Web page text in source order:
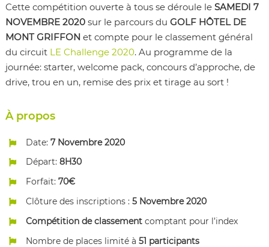
Cette compétition ouverte à tous se déroule le SAMEDI 7
NOVEMBRE 2020 sur le parcours du GOLF HÔTEL DE
MONT GRIFFON et compte pour le classement général
du circuit LE Challenge 2020. Au programme de la
journée: starter, welcome pack, concours d’approche, de
drive, trou en un, remise des prix et tirage au sort !
À propos
Date: 7 Novembre 2020
Départ: 8H30
Forfait: 70€
Clôture des inscriptions : 5 Novembre 2020
Compétition de classementcomptant pour l’index
Nombre de places limité à 51 participants